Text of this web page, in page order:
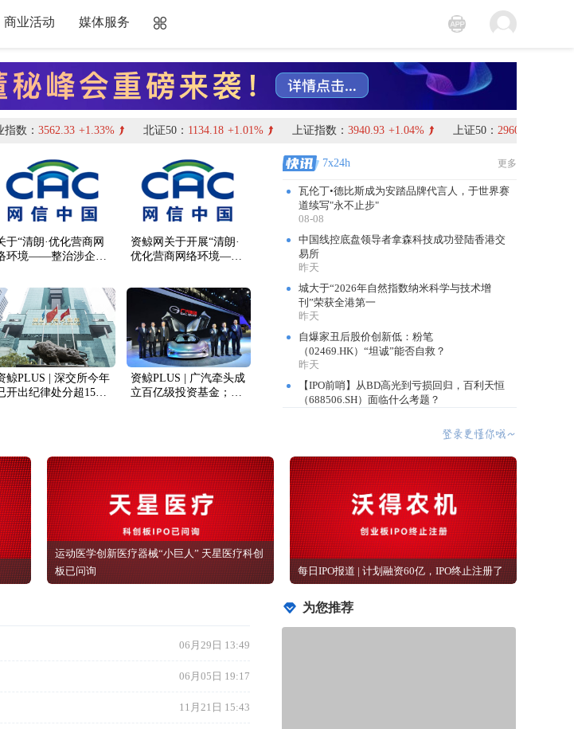
商业活动 媒体服务
：3562.33 +1.33% 北证50：1134.18 +1.01% 上证指数：3940.93 +1.04% 上证50：2960.94
秘俱乐部猎聘服务
于“清朗·优化营商网
环境——整治涉企网
公告
资鲸网关于开展“清朗·
优化营商网络环境—整
行动的公告
鲸PLUS | 深交所今年
开出纪律处分超150
资鲸PLUS | 广汽牵头成
立百亿级投资基金；年
7x24h 更多
瓦伦丁•德比斯成为安踏品牌代言人，于世界赛
道续写"永不止步"
08-08
中国线控底盘领导者拿森科技成功登陆香港交
易所
昨天
城大于“2026年自然指数纳米科学与技术增
刊”荣获全港第一
昨天
自爆家丑后股价创新低：粉笔
（02469.HK）“坦诚”能否自救？
昨天
【IPO前哨】从BD高光到亏损回归，百利天恒
（688506.SH）面临什么考题？
【IPO追踪】优博控股（08529.HK）发盈喜，
股价一柱擎天，涨近30%！
昨天
政企产渠四方聚力 雀巢专业餐饮携手延吉共推
米酒产业新范式
昨天
礼邦医药AP301新药上市申请获国家药监局受
理
14城联动，世茂商娱88好世节携手国民品牌大
白兔开启「甜蜜好世」
运动医学创新医疗器械“小巨人” 天星医疗科创
板已问询
每日IPO报道 | 计划融资60亿，IPO终止注册了
06月29日 13:49
06月05日 19:17
11月21日 15:43
为您推荐